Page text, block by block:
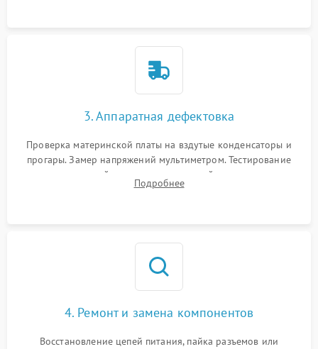
3. Аппаратная дефектовка
Проверка материнской платы на вздутые конденсаторы и
прогары. Замер напряжений мультиметром. Тестирование
оперативной памяти и накопителей с помощью
диагностического ПО для выявления сбойных секторов и
Подробнее
4. Ремонт и замена компонентов
Восстановление цепей питания, пайка разъемов или